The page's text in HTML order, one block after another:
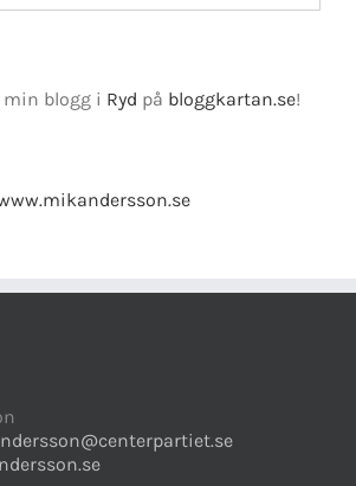
min blogg i Ryd på bloggkartan.se!